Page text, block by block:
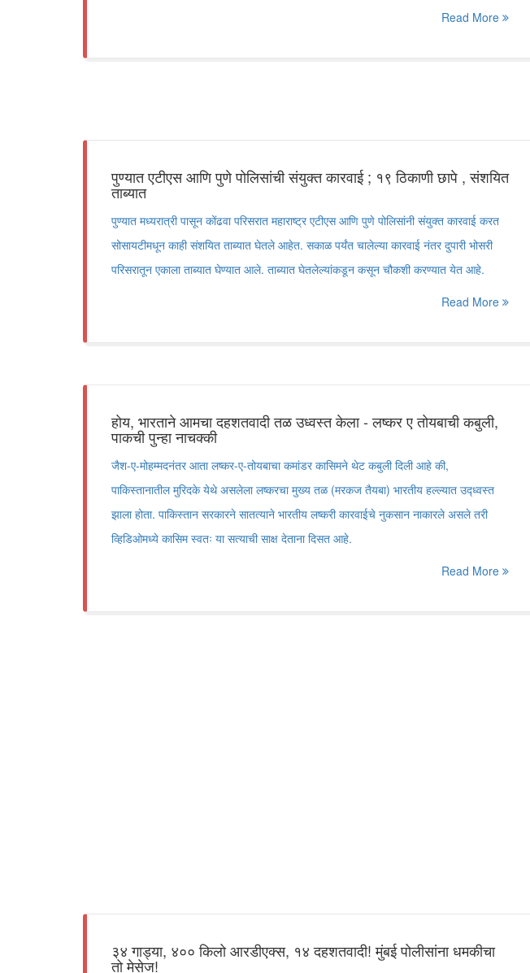
Read More
पुण्यात एटीएस आणि पुणे पोलिसांची संयुक्त कारवाई ; १९ ठिकाणी छापे , संशयित
ताब्यात
पुण्यात मध्यरात्री पासून कोंढवा परिसरात महाराष्ट्र एटीएस आणि पुणे पोलिसांनी संयुक्त कारवाई करत
सोसायटीमधून काही संशयित ताब्यात घेतले आहेत. सकाळ पर्यंत चालेल्या कारवाई नंतर दुपारी भोसरी
परिसरातून एकाला ताब्यात घेण्यात आले. ताब्यात घेतलेल्यांकडून कसून चौकशी करण्यात येत आहे.
Read More
होय, भारताने आमचा दहशतवादी तळ उध्वस्त केला - लष्कर ए तोयबाची कबुली,
पाकची पुन्हा नाचक्की
जैश-ए-मोहम्मदनंतर आता लष्कर-ए-तोयबाचा कमांडर कासिमने थेट कबुली दिली आहे की,
पाकिस्तानातील मुरिदके येथे असलेला लष्करचा मुख्य तळ (मरकज तैयबा) भारतीय हल्ल्यात उद्ध्वस्त
झाला होता. पाकिस्तान सरकारने सातत्याने भारतीय लष्करी कारवाईचे नुकसान नाकारले असले तरी
व्हिडिओमध्ये कासिम स्वतः या सत्याची साक्ष देताना दिसत आहे.
Read More
३४ गाड्या, ४०० किलो आरडीएक्स, १४ दहशतवादी! मुंबई पोलीसांना धमकीचा
तो मेसेज!